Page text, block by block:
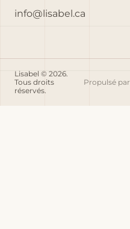
info@lisabel.ca
Lisabel © 2026.
Tous droits
réservés.
Propulsé par